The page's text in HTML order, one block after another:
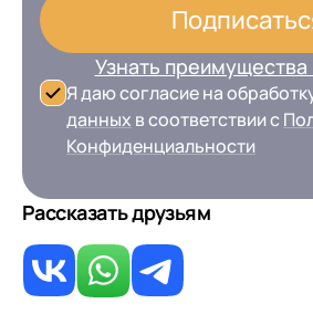
Узнать преимущества
Я даю согласие на
данных в соответствии с
Конфиденциальности
Рассказать друзьям
Отправить
данныхв соответствии с
Конфиденциальности
Отправить
Я даю согласие на
данныхв соответствии с
Конфиденциальности
Я даю согласие на
данныхв соответствии с
Конфиденциальности
Продолжить